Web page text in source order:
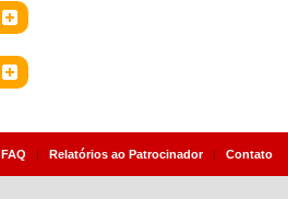
FAQ | Relatórios ao Patrocinador| Contato